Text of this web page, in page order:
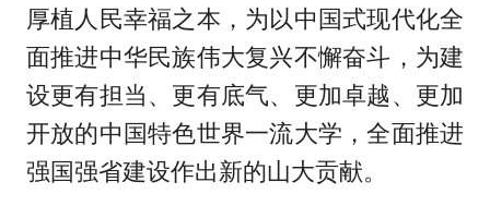
厚植人民幸福之本，为以中国式现代化全
面推进中华民族伟大复兴不懈奋斗，为建
设更有担当、更有底气、更加卓越、更加
开放的中国特色世界一流大学，全面推进
强国强省建设作出新的山大贡献。